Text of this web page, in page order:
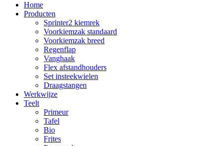
Home
Producten
Sprinter2 kiemrek
Voorkiemzak standaard
Voorkiemzak breed
Regenflap
Vanghaak
Flex afstandhouders
Set insteekwielen
Draagstangen
Werkwijze
Teelt
Primeur
Tafel
Bio
Frites